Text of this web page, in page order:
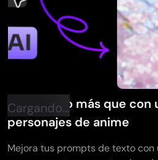
Cargando...
Haz mucho más que con
personajes de anime
Mejora tus prompts de texto con